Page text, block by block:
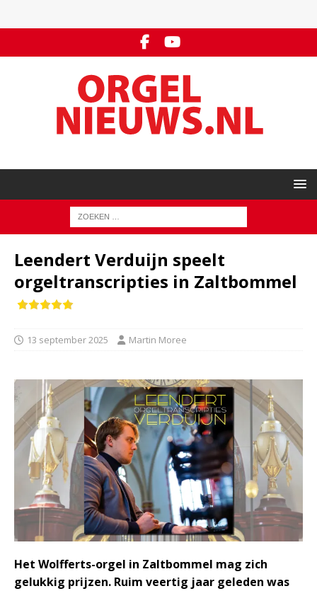
Leendert Verduijn speelt
orgeltranscripties in Zaltbommel
13 september 2025 Martin Moree
Het Wolfferts-orgel in Zaltbommel mag zich
gelukkig prijzen. Ruim veertig jaar geleden was